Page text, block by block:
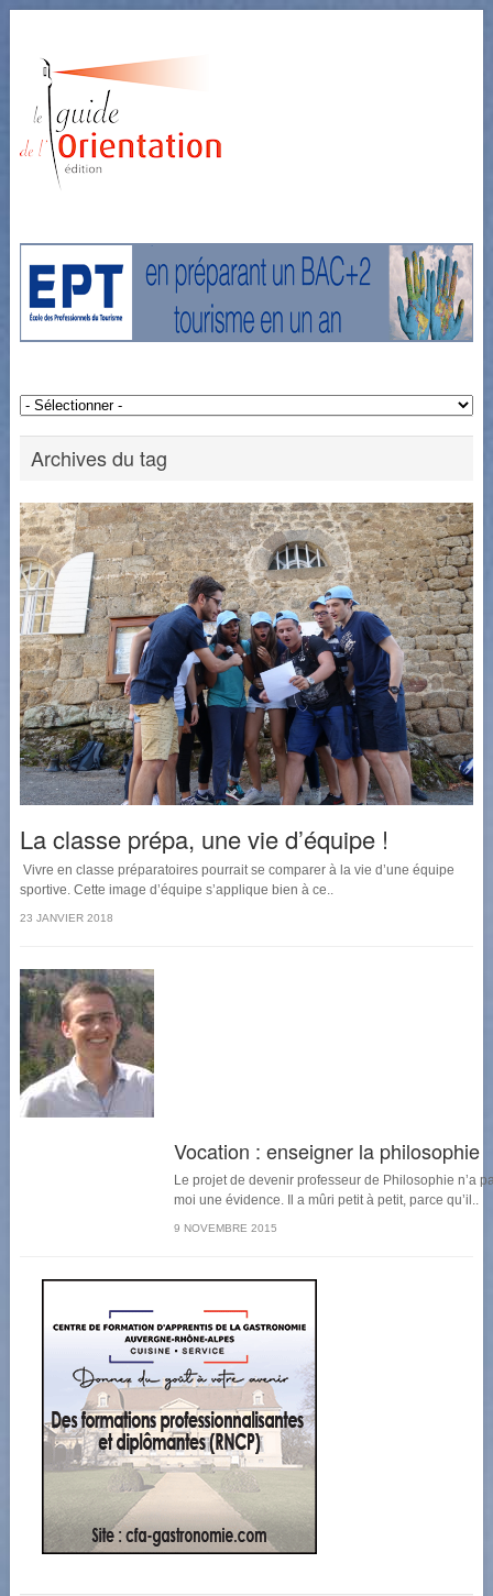
Archives du tag
La classe prépa, une vie d’équipe !
Vivre en classe préparatoires pourrait se comparer à la vie d’une équipe
sportive. Cette image d’équipe s’applique bien à ce..
23 JANVIER 2018
Vocation : enseigner la philosophie
Le projet de devenir professeur de Philosophie n’a
moi une évidence. Il a mûri petit à petit, parce qu’il..
9 NOVEMBRE 2015